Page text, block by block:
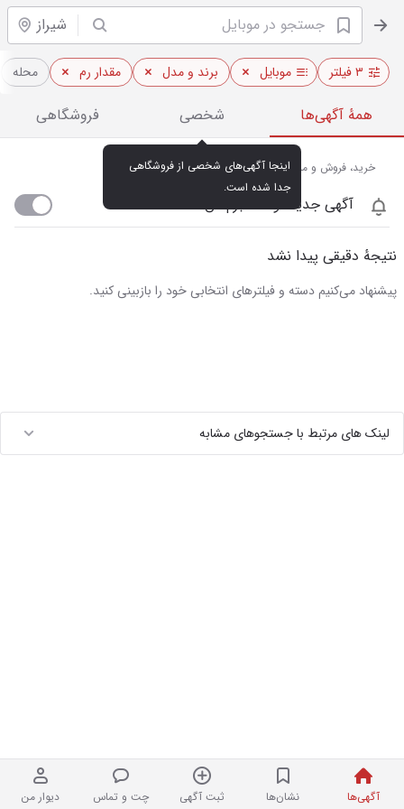
شیراز
آگهی‌ها نشان‌ها ثبت آگهی چت و تماس دیوار من
۳ فیلتر موبایل برند و مدل مقدار رم محله
همهٔ آگهی‌ها شخصی فروشگاهی
جدا شده است.
خرید، فروش و مشاهده قیمت روز موبایل در شیراز
آگهی جدید اومد خبرم کن
نتیجهٔ دقیقی پیدا نشد
پیشنهاد می‌کنیم دسته و فیلترهای انتخابی خود را بازبینی کنید.
لینک های مرتبط با جستجوهای مشابه